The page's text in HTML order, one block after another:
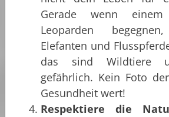
Gerade wenn
Leoparden
Elefanten und
das sind Wildtiere
gefährlich. Kein Foto
Gesundheit wert!
Respektiere die